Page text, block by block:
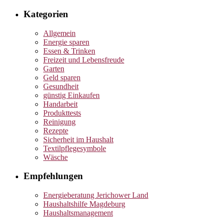
Kategorien
Allgemein
Energie sparen
Essen & Trinken
Freizeit und Lebensfreude
Garten
Geld sparen
Gesundheit
günstig Einkaufen
Handarbeit
Produkttests
Reinigung
Rezepte
Sicherheit im Haushalt
Textilpflegesymbole
Wäsche
Empfehlungen
Energieberatung Jerichower Land
Haushaltshilfe Magdeburg
Haushaltsmanagement